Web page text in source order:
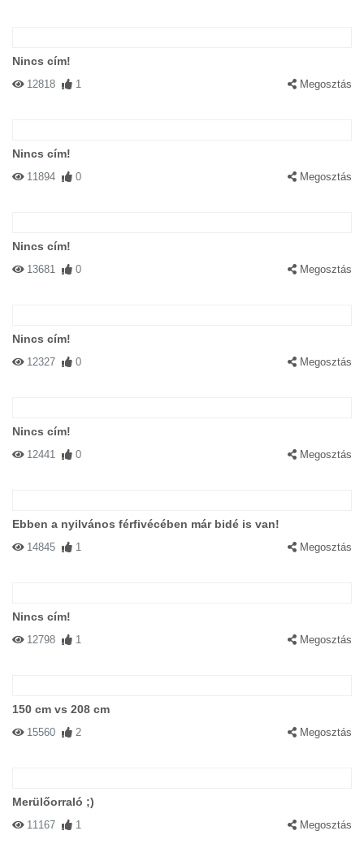
Nincs cím!
12818 1 Megosztás
Nincs cím!
11894 0 Megosztás
Nincs cím!
13681 0 Megosztás
Nincs cím!
12327 0 Megosztás
Nincs cím!
12441 0 Megosztás
Ebben a nyilvános férfivécében már bidé is van!
14845 1 Megosztás
Nincs cím!
12798 1 Megosztás
150 cm vs 208 cm
15560 2 Megosztás
Merülőorraló ;)
11167 1 Megosztás